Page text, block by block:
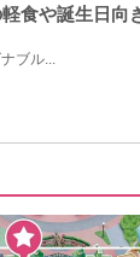
食や誕生日向
ブル...